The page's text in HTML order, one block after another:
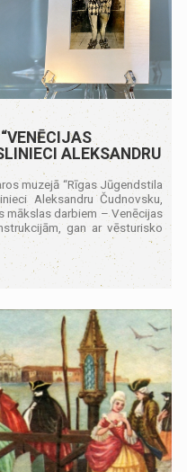
ALEKSANDRU
muzejā “Rīgas Jūgendstila
Aleksandru Čudnovsku,
mākslas darbiem – Venēcijas
gan ar vēsturisko